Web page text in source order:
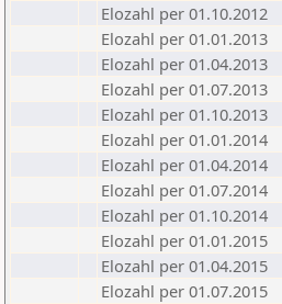
Elozahl per 01.10.2012
Elozahl per 01.01.2013
Elozahl per 01.04.2013
Elozahl per 01.07.2013
Elozahl per 01.10.2013
Elozahl per 01.01.2014
Elozahl per 01.04.2014
Elozahl per 01.07.2014
Elozahl per 01.10.2014
Elozahl per 01.01.2015
Elozahl per 01.04.2015
Elozahl per 01.07.2015